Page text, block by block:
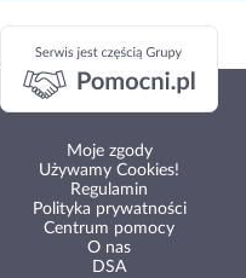
Moje zgody
Używamy Cookies!
Regulamin
Polityka prywatności
Centrum pomocy
O nas
DSA